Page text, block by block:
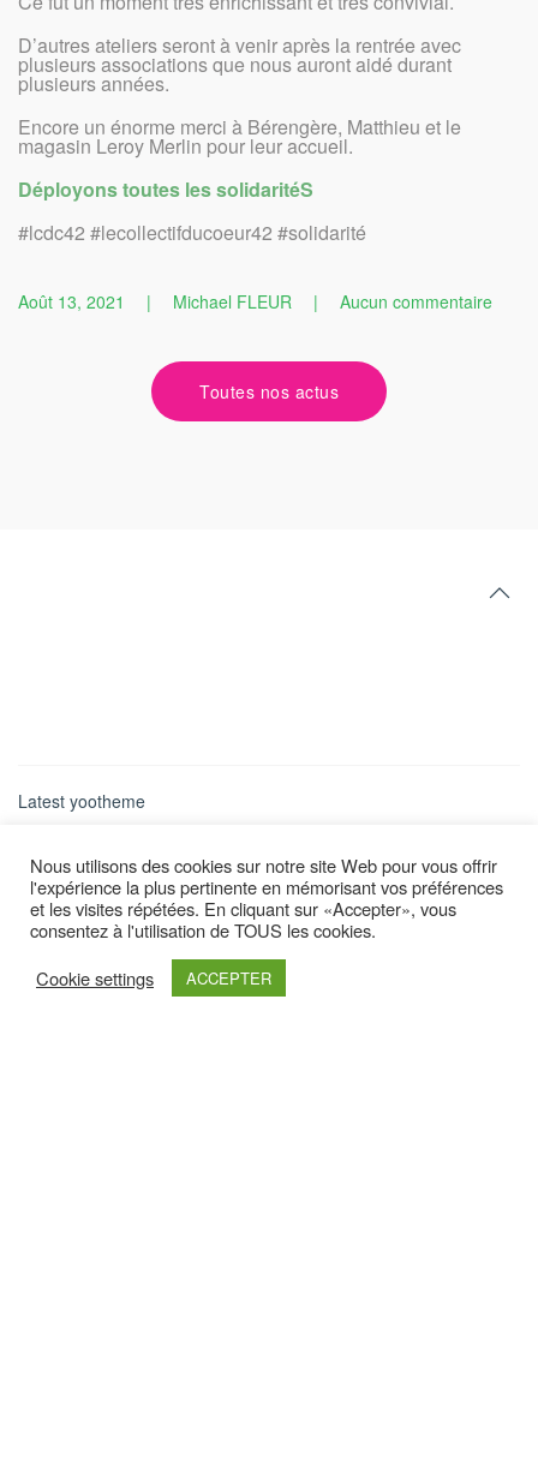
D’autres ateliers seront à venir après la rentrée avec
plusieurs associations que nous auront aidé durant
plusieurs années.
Encore un énorme merci à Bérengère, Matthieu et le
magasin Leroy Merlin pour leur accueil.
Déployons toutes les solidaritéS
#lcdc42 #lecollectifducoeur42 #solidarité
Août 13, 2021 | Michael FLEUR | Aucun commentairesur
Toutes nos actus
Latest yootheme
Nous utilisons des cookies sur notre site Web pour vous offrir
l'expérience la plus pertinente en mémorisant vos préférences
et les visites répétées. En cliquant sur «Accepter», vous
consentez à l'utilisation de TOUS les cookies.
Cookie settings
ACCEPTER